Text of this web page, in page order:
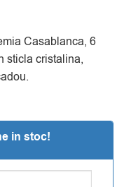
Casablanca, 6
sticla cristalina,
in stoc!